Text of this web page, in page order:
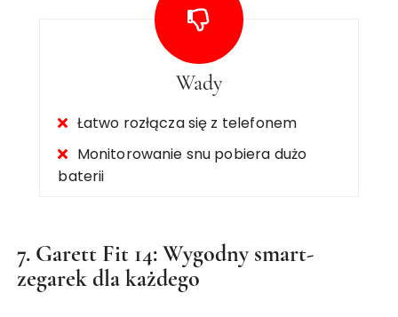
Wady
Łatwo rozłącza się z telefonem
Monitorowanie snu pobiera dużo
baterii
7. Garett Fit 14: Wygodny smart-
zegarek dla każdego